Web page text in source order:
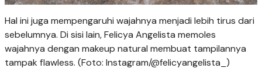
Hal ini juga mempengaruhi wajahnya menjadi lebih tirus dari
sebelumnya. Di sisi lain, Felicya Angelista memoles
wajahnya dengan makeup natural membuat tampilannya
tampak flawless. (Foto: Instagram/@felicyangelista_)